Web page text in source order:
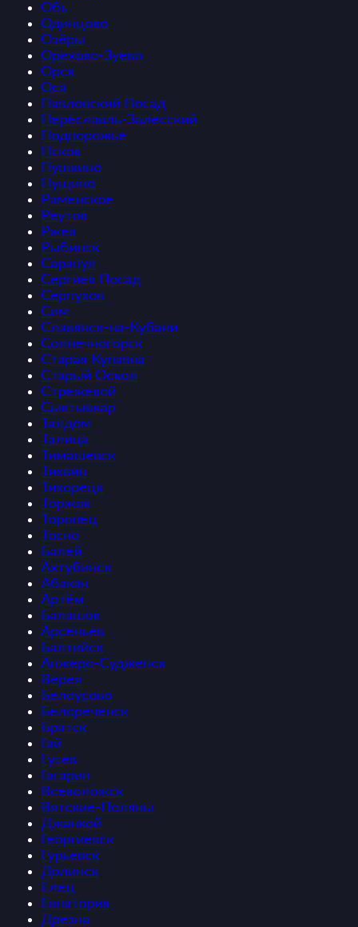
Обь
Одинцово
Озёры
Орехово-Зуево
Орск
Оса
Павловский Посад
Переславль-Залесский
Подпорожье
Псков
Пушкино
Пущино
Раменское
Реутов
Ржев
Рыбинск
Сарапул
Сергиев Посад
Серпухов
Сим
Славянск-на-Кубани
Солнечногорск
Старая Купавна
Старый Оскол
Стрежевой
Сыктывкар
Талдом
Талица
Тимашевск
Тихвин
Тихорецк
Торжок
Торопец
Тосно
Балей
Ахтубинск
Абакан
Артём
Балашов
Арсеньев
Балтийск
Анжеро-Судженск
Верея
Белоусово
Белореченск
Братск
Гай
Гусев
Гагарин
Всеволожск
Вятские-Поляны
Джанкой
Георгиевск
Гурьевск
Долинск
Елец
Евпатория
Дрезна